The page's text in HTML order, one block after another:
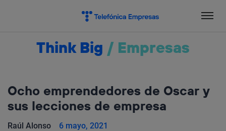
Think Big / Empresas
Ocho emprendedores de Oscar y
sus lecciones de empresa
Raúl Alonso 6 mayo, 2021